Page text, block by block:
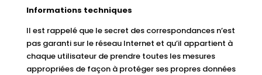
Informations techniques
Il est rappelé que le secret des correspondances n’est
pas garanti sur le réseau Internet et qu’il appartient à
chaque utilisateur de prendre toutes les mesures
appropriées de façon à protéger ses propres données